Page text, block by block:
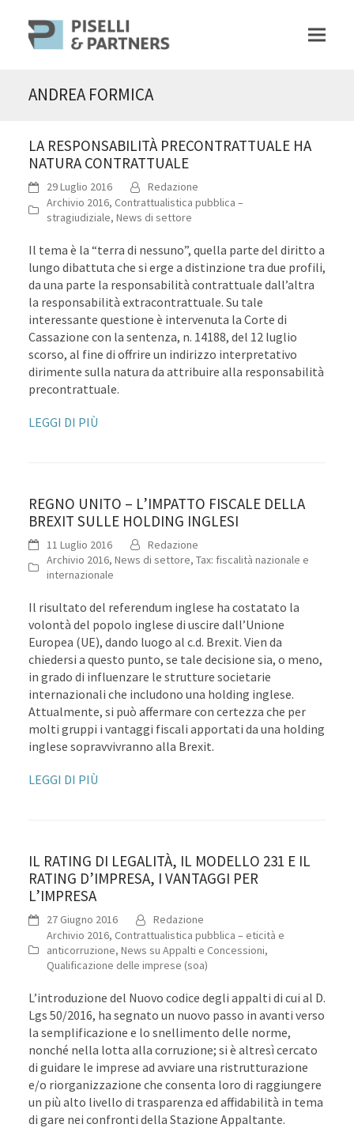
ANDREA FORMICA
LA RESPONSABILITÀ PRECONTRATTUALE HA
NATURA CONTRATTUALE
29 Luglio 2016
Redazione
Archivio 2016, Contrattualistica pubblica –
stragiudiziale, News di settore
Il tema è la “terra di nessuno”, quella parte del diritto a
lungo dibattuta che si erge a distinzione tra due profili,
da una parte la responsabilità contrattuale dall’altra
la responsabilità extracontrattuale. Su tale
interessante questione è intervenuta la Corte di
Cassazione con la sentenza, n. 14188, del 12 luglio
scorso, al fine di offrire un indirizzo interpretativo
dirimente sulla natura da attribuire alla responsabilità
precontrattuale.
LEGGI DI PIÙ
REGNO UNITO – L’IMPATTO FISCALE DELLA
BREXIT SULLE HOLDING INGLESI
11 Luglio 2016
Redazione
Archivio 2016, News di settore, Tax: fiscalità nazionale e
internazionale
Il risultato del referendum inglese ha costatato la
volontà del popolo inglese di uscire dall’Unione
Europea (UE), dando luogo al c.d. Brexit. Vien da
chiedersi a questo punto, se tale decisione sia, o meno,
in grado di influenzare le strutture societarie
internazionali che includono una holding inglese.
Attualmente, si può affermare con certezza che per
molti gruppi i vantaggi fiscali apportati da una holding
inglese sopravvivranno alla Brexit.
LEGGI DI PIÙ
IL RATING DI LEGALITÀ, IL MODELLO 231 E IL
RATING D’IMPRESA, I VANTAGGI PER
L’IMPRESA
27 Giugno 2016
Redazione
Archivio 2016, Contrattualistica pubblica – eticità e
anticorruzione, News su Appalti e Concessioni,
Qualificazione delle imprese (soa)
L’introduzione del Nuovo codice degli appalti di cui al D.
Lgs 50/2016, ha segnato un nuovo passo in avanti verso
la semplificazione e lo snellimento delle norme,
nonché nella lotta alla corruzione; si è altresì cercato
di guidare le imprese ad avviare una ristrutturazione
e/o riorganizzazione che consenta loro di raggiungere
un più alto livello di trasparenza ed affidabilità in tema
di gare nei confronti della Stazione Appaltante.